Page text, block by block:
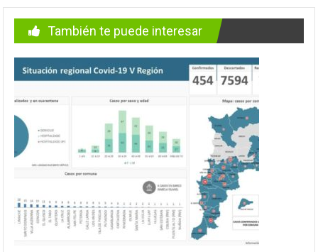
También te puede interesar